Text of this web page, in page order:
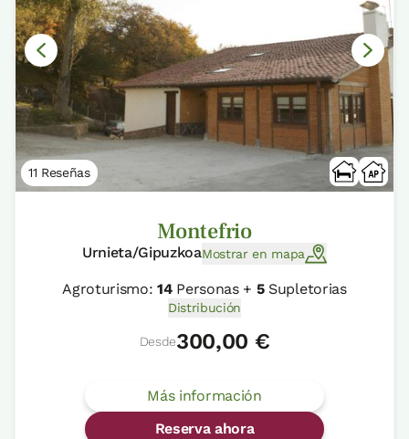
11 Reseñas
Montefrio
Urnieta/GipuzkoaMostrar en mapa
Agroturismo:14Personas + 5Supletorias
Distribución
Desde300,00 €
Más información
Reserva ahora